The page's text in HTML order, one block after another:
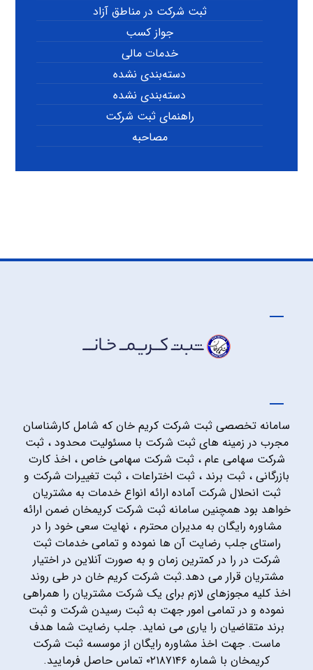
ثبت شرکت در مناطق آزاد
جواز کسب
خدمات مالی
دسته‌بندی نشده
دسته‌بندی نشده
راهنمای ثبت شرکت
مصاحبه
سامانه تخصصی ثبت شرکت کریم خان که شامل کارشناسان
مجرب در زمینه های ثبت شرکت با مسئولیت محدود ، ثبت
شرکت سهامی عام ، ثبت شرکت سهامی خاص ، اخذ کارت
بازرگانی ، ثبت برند ، ثبت اختراعات ، ثبت تغییرات شرکت و
ثبت انحلال شرکت آماده ارائه انواع خدمات به مشتریان
خواهد بود همچنین سامانه ثبت شرکت کریمخان ضمن ارائه
مشاوره رایگان به مدیران محترم ، نهایت سعی خود را در
راستای جلب رضایت آن ها نموده و تمامی خدمات ثبت
شرکت در را در کمترین زمان و به صورت آنلاین در اختیار
مشتریان قرار می دهد.ثبت شرکت کریم خان در طی روند
اخذ کلیه مجوزهای لازم برای یک شرکت مشتریان را همراهی
نموده و در تمامی امور جهت به ثبت رسیدن شرکت و ثبت
برند متقاضیان را یاری می نماید. جلب رضایت شما هدف
ماست. جهت اخذ مشاوره رایگان از موسسه ثبت شرکت
کریمخان با شماره ۰۲۱۸۷۱۴۶ تماس حاصل فرمایید.